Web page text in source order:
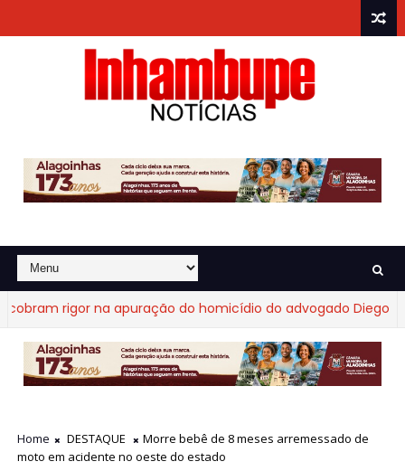
rigor na apuração do homicídio do advogado Diego
Home DESTAQUE
Morre bebê de 8 meses arremessado de
moto em acidente no oeste do estado